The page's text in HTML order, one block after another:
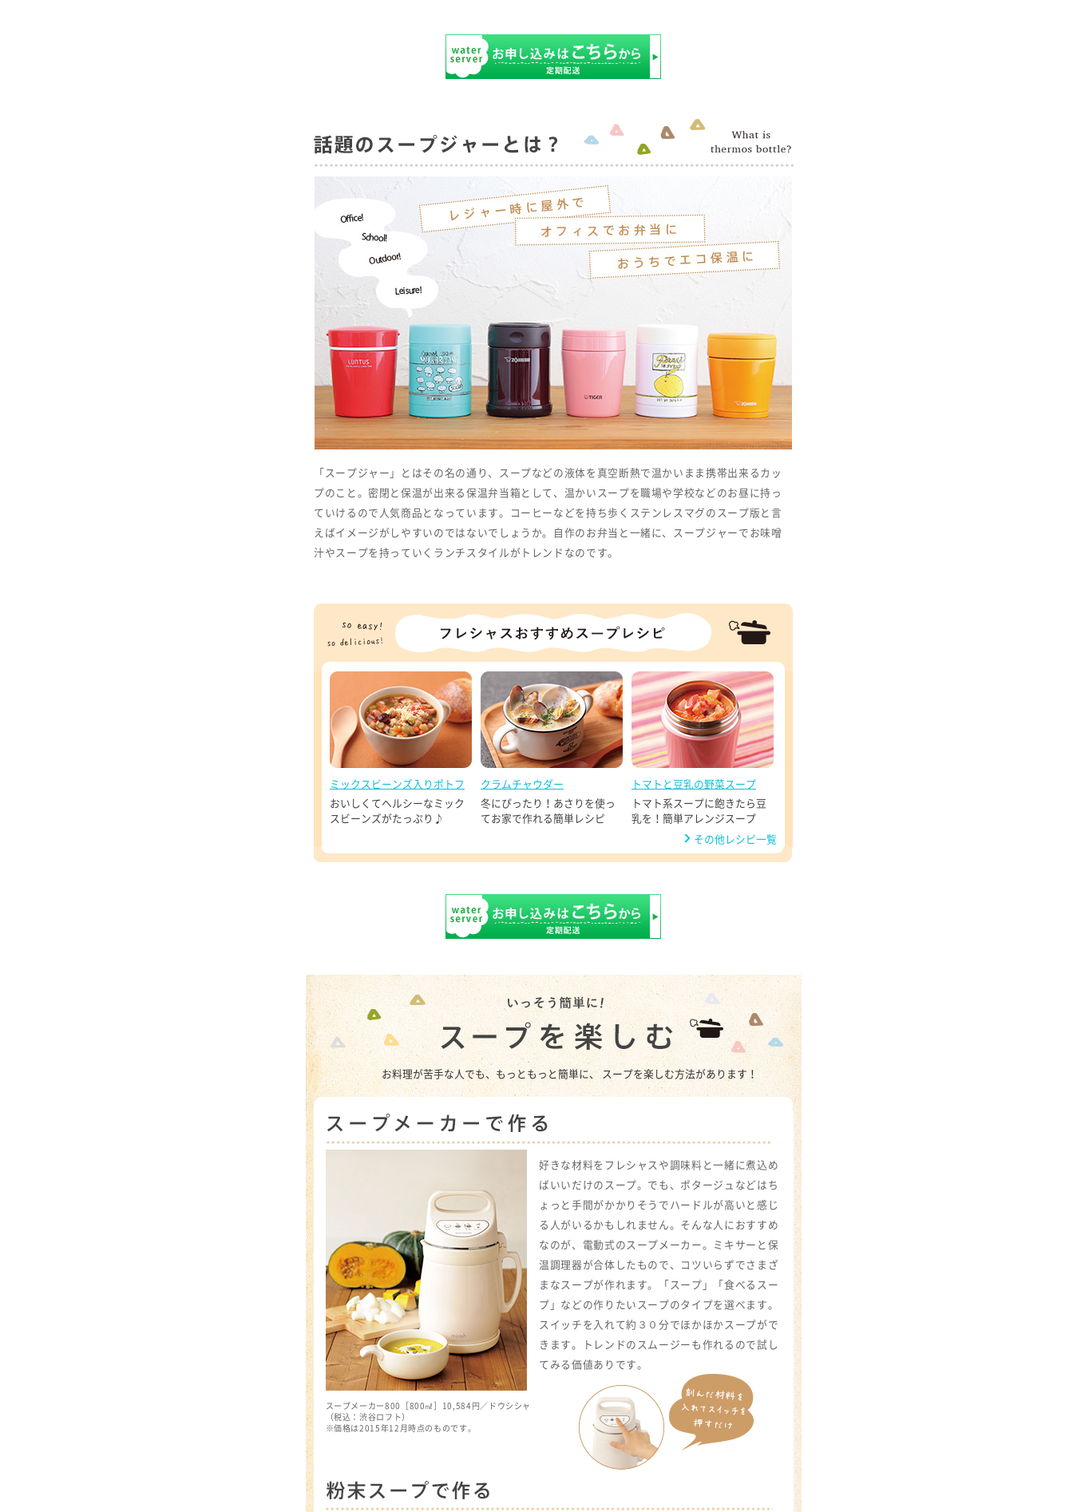
「スープジャー」とはその名の通り、スープなどの液体を真空断熱で温かいまま携帯出来るカッ
プのこと。密閉と保温が出来る保温弁当箱として、温かいスープを職場や学校などのお昼に持っ
ていけるので人気商品となっています。コーヒーなどを持ち歩くステンレスマグのスープ版と言
えばイメージがしやすいのではないでしょうか。自作のお弁当と一緒に、スープジャーでお味噌
汁やスープを持っていくランチスタイルがトレンドなのです。
ミックスビーンズ入りポトフ
おいしくてヘルシーなミック
スビーンズがたっぷり♪
クラムチャウダー
冬にぴったり！あさりを使っ
てお家で作れる簡単レシピ
トマトと豆乳の野菜スープ
トマト系スープに飽きたら豆
乳を！簡単アレンジスープ
その他レシピ一覧
お料理が苦手な人でも、もっともっと簡単に、 スープを楽しむ方法があります！
スープメーカー800［800㎖］10,584円／ドウシシャ
（税込：渋谷ロフト）
※価格は2015年12月時点のものです。
好きな材料をフレシャスや調味料と一緒に煮込め
ばいいだけのスープ。でも、ポタージュなどはち
ょっと手間がかかりそうでハードルが高いと感じ
る人がいるかもしれません。そんな人におすすめ
なのが、電動式のスープメーカー。ミキサーと保
温調理器が合体したもので、コツいらずでさまざ
まなスープが作れます。「スープ」「食べるスー
プ」などの作りたいスープのタイプを選べます。
スイッチを入れて約３０分でほかほかスープがで
きます。トレンドのスムージーも作れるので試し
てみる価値ありです。